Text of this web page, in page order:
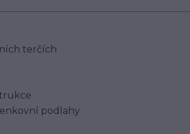
terčích
podlahy